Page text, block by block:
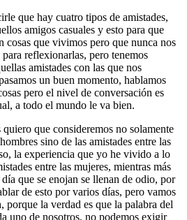
que hay cuatro tipos de amistades,
amigos casuales y esto para que
cosas que vivimos pero que nunca nos
reflexionarlas, pero tenemos
amistades con las que nos
un buen momento, hablamos
pero el nivel de conversación es
a todo el mundo le va bien.
que consideremos no solamente
sino de las amistades entre las
la experiencia que yo he vivido a lo
entre las mujeres, mientras más
que se enojan se llenan de odio, por
de esto por varios días, pero vamos
porque la verdad es que la palabra del
uno de nosotros, no podemos exigir